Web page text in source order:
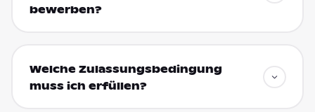
bewerben?
Welche Zulassungsbedingung
muss ich erfüllen?